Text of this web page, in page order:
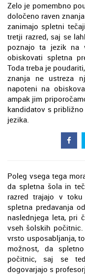
Zelo je pomembno
določeno raven
zanimajo spletni
tretji razred, saj se
poznajo ta jezik na
obiskovati spletna
Toda treba je
znanja ne ustreza
napoteni na
ampak jim
kandidatov s
jezika.
Poleg vsega tega
da spletna šola in
razred trajajo v
spletna predavanja
naslednjega leta, pri
vseh šolskih
vrsto usposabljanja,
možnost, da
počitnic, saj se
dogovarjajo s